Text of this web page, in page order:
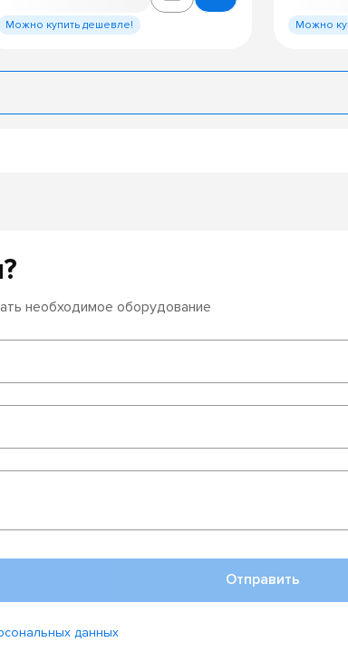
Можно купить дешевле! Можно
необходимое оборудование
Отправить
данных